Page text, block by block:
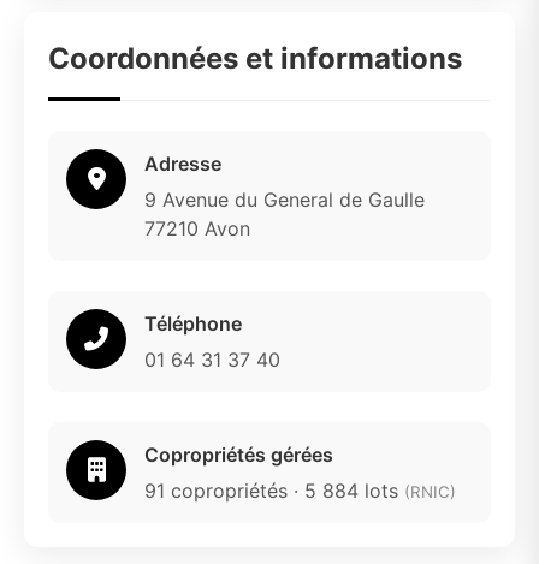
Coordonnées et informations
Adresse
9 Avenue du General de Gaulle
77210 Avon
Téléphone
01 64 31 37 40
Copropriétés gérées
91 copropriétés · 5 884 lots (RNIC)